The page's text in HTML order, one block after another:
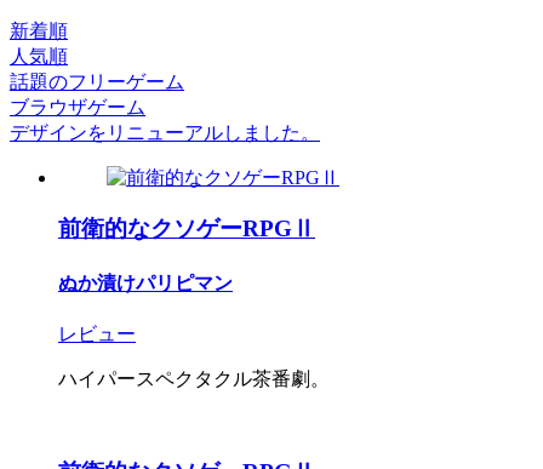
新着順
人気順
話題のフリーゲーム
ブラウザゲーム
デザインをリニューアルしました。
前衛的なクソゲーRPGⅡ
ぬか漬けパリピマン
レビュー
ハイパースペクタクル茶番劇。